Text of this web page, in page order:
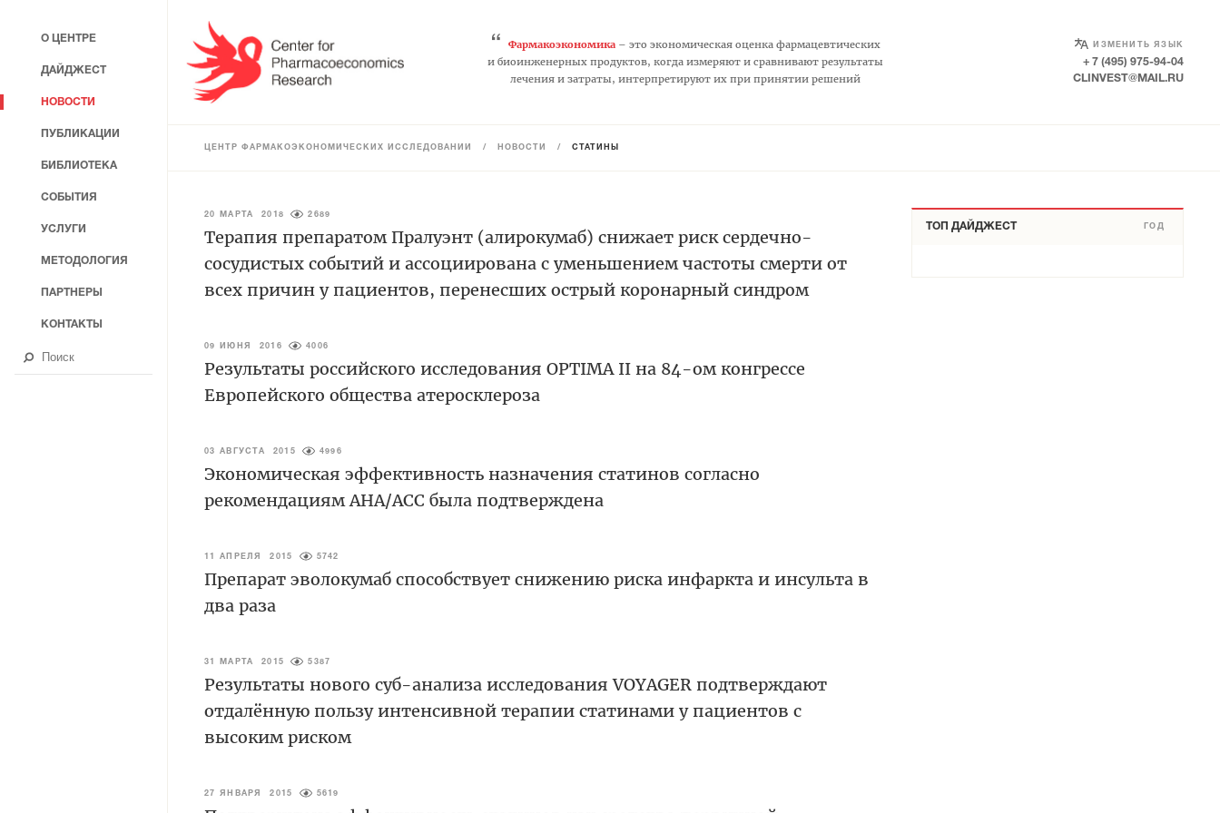
“ Фармакоэкономика– это экономическая оценка фармацевтических
и биоинженерных продуктов, когда измеряют и сравнивают результаты
лечения и затраты, интерпретируют их при принятии решений
ИЗМЕНИТЬ ЯЗЫК
+ 7 (495) 975-94-04
CLINVEST@MAIL.RU
ЦЕНТР ФАРМАКОЭКОНОМИЧЕСКИХ ИССЛЕДОВАНИЙ / НОВОСТИ / СТАТИНЫ
20 МАРТА 2018 2689
Терапия препаратом Пралуэнт (алирокумаб) снижает риск сердечно-
сосудистых событий и ассоциирована с уменьшением частоты смерти от
всех причин у пациентов, перенесших острый коронарный синдром
09 ИЮНЯ 2016 4006
Результаты российского исследования OPTIMA II на 84-ом конгрессе
Европейского общества атеросклероза
03 АВГУСТА 2015 4996
Экономическая эффективность назначения статинов согласно
рекомендациям AHA/ACC была подтверждена
11 АПРЕЛЯ 2015 5742
Препарат эволокумаб способствует снижению риска инфаркта и инсульта в
два раза
31 МАРТА 2015 5387
Результаты нового суб-анализа исследования VOYAGER подтверждают
отдалённую пользу интенсивной терапии статинами у пациентов с
высоким риском
27 ЯНВАРЯ 2015 5619
ТОП ДАЙДЖЕСТ ГОД
О ЦЕНТРЕ
ДАЙДЖЕСТ
НОВОСТИ
ПУБЛИКАЦИИ
БИБЛИОТЕКА
СОБЫТИЯ
УСЛУГИ
МЕТОДОЛОГИЯ
ПАРТНЕРЫ
КОНТАКТЫ